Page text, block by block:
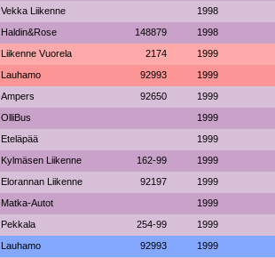
Vekka Liikenne 1998
Haldin&Rose 148879 1998
Liikenne Vuorela 2174 1999
Lauhamo 92993 1999
Ampers 92650 1999
OlliBus 1999
Eteläpää 1999
Kylmäsen Liikenne 162-99 1999
Elorannan Liikenne 92197 1999
Matka-Autot 1999
Pekkala 254-99 1999
Lauhamo 92993 1999